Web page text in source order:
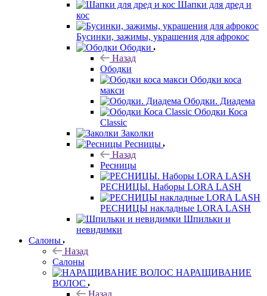
Шапки для дред и
кос
Бусинки, зажимы, украшения для афрокос
Ободки
Назад
Ободки
Ободки коса
макси
Ободки. Диадема
Ободки Коса
Classic
Заколки
Ресницы
Назад
Ресницы
РЕСНИЦЫ. Наборы LORA LASH
РЕСНИЦЫ накладные LORA LASH
Шпильки и
невидимки
Салоны
Назад
Салоны
НАРАЩИВАНИЕ
ВОЛОС
Назад